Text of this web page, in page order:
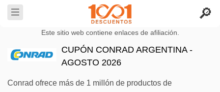
Este sitio web contiene enlaces de afiliación.
CUPÓN CONRAD ARGENTINA -
AGOSTO 2026
Conrad ofrece más de 1 millón de productos de